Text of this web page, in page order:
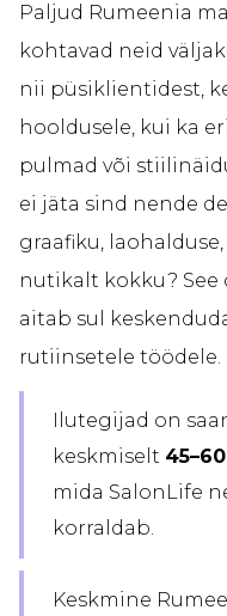
Paljud Rumeenia
kohtavad neid
nii püsiklientidest,
hooldusele, kui ka
pulmad või
ei jäta sind nende
graafiku,
nutikalt kokku? See
aitab sul
rutiinsetele töödele.
Ilutegijad on
keskmiselt
mida SalonLife
korraldab.
Keskmine